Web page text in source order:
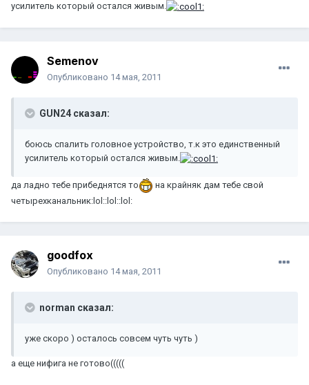
усилитель который остался живым.
Semenov
Опубликовано 14 мая, 2011
GUN24 сказал:
боюсь спалить головное устройство, т.к это единственный
усилитель который остался живым.
да ладно тебе прибеднятся то
на крайняк дам тебе свой
четырехканальник:lol::lol::lol:
goodfox
Опубликовано 14 мая, 2011
norman сказал:
уже скоро ) осталось совсем чуть чуть )
а еще нифига не готово(((((